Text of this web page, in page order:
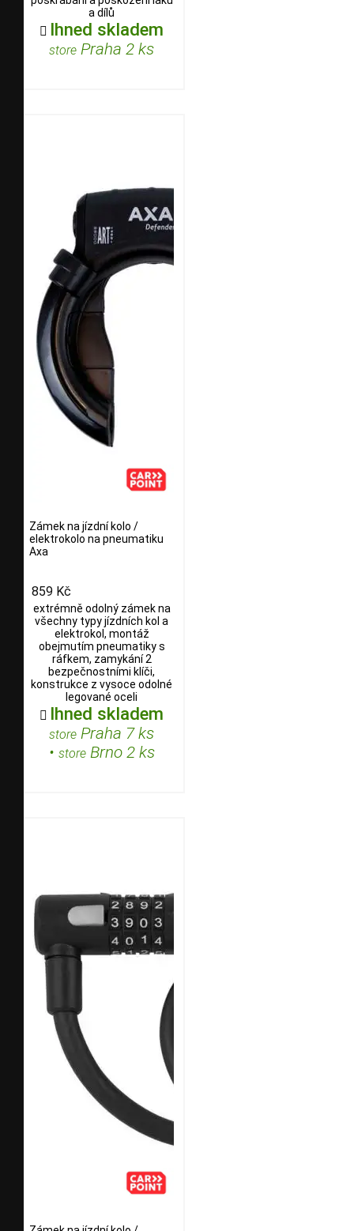
a dílů
 Ihned skladem
store Praha 2 ks
Zámek na jízdní kolo /
elektrokolo na pneumatiku
Axa
859 Kč
extrémně odolný zámek na
všechny typy jízdních kol a
elektrokol, montáž
obejmutím pneumatiky s
ráfkem, zamykání 2
bezpečnostními klíči,
konstrukce z vysoce odolné
legované oceli
 Ihned skladem
store Praha 7 ks
• storeBrno 2 ks